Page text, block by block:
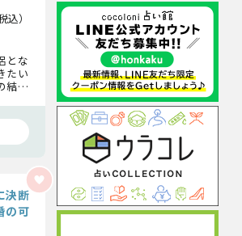
）
とな
たい
結婚
マス
決断
の可